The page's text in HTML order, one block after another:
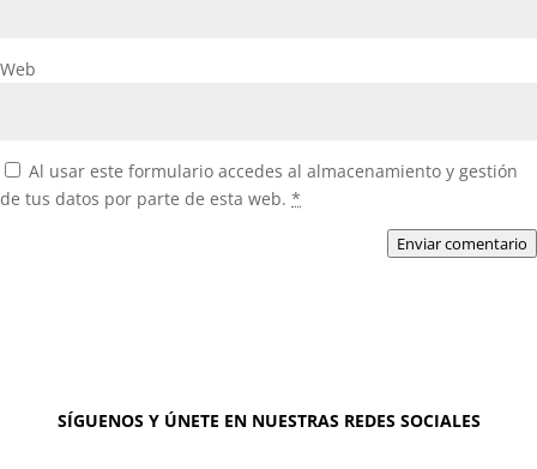
Web
Al usar este formulario accedes al almacenamiento y gestión
de tus datos por parte de esta web. *
Enviar comentario
SÍGUENOS Y ÚNETE EN NUESTRAS REDES SOCIALES